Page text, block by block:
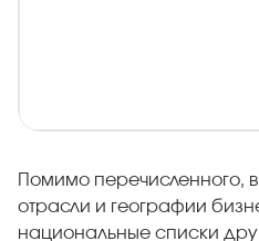
Помимо перечисленного,
отрасли и географии
национальные списки